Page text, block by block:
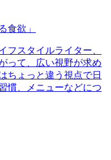
食欲」
フスタイルライター、
って、広い視野が求め
ちょっと違う視点で日
慣、メニューなどにつ